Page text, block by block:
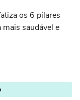
os 6 pilares
saudável e